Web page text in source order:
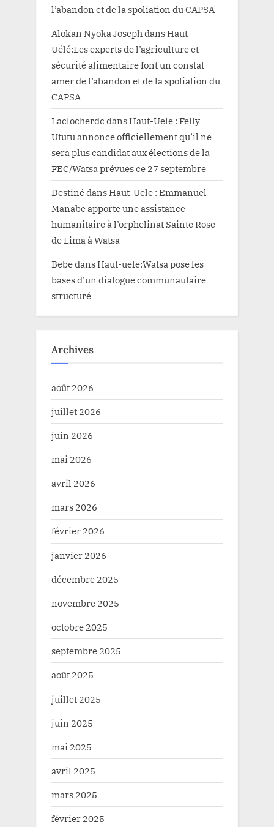
l’abandon et de la spoliation du CAPSA
Alokan Nyoka Joseph dansHaut-
Uélé:Les experts de l’agriculture et
sécurité alimentaire font un constat
amer de l’abandon et de la spoliation du
CAPSA
Laclocherdc dansHaut-Uele : Felly
Ututu annonce officiellement qu’il ne
sera plus candidat aux élections de la
FEC/Watsa prévues ce 27 septembre
DestinédansHaut-Uele : Emmanuel
Manabe apporte une assistance
humanitaire à l’orphelinat Sainte Rose
de Lima à Watsa
BebedansHaut-uele:Watsa pose les
bases d’un dialogue communautaire
structuré
Archives
août 2026
juillet 2026
juin 2026
mai 2026
avril 2026
mars 2026
février 2026
janvier 2026
décembre 2025
novembre 2025
octobre 2025
septembre 2025
août 2025
juillet 2025
juin 2025
mai 2025
avril 2025
mars 2025
février 2025